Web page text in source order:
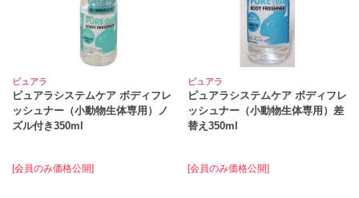
ピュアラ
ピュアラシステムケア ボディフレ
ッシュナー（小動物生体専用）ノ
ズル付き350ml
[会員のみ価格公開]
ピュアラ
ピュアラシステムケア ボディフレ
ッシュナー（小動物生体専用）差
替え350ml
[会員のみ価格公開]